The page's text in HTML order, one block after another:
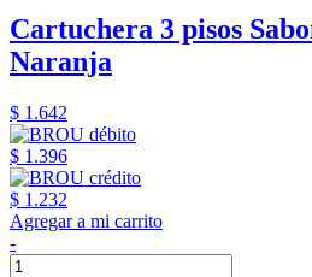
Cartuchera 3 pisos
Naranja
$ 1.642
$ 1.396
$ 1.232
Agregar a mi carrito
-